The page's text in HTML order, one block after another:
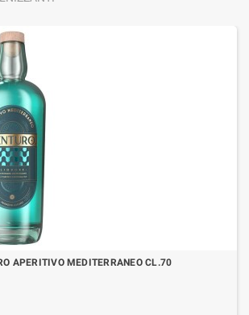
APERITIVO MEDITERRANEO CL.70